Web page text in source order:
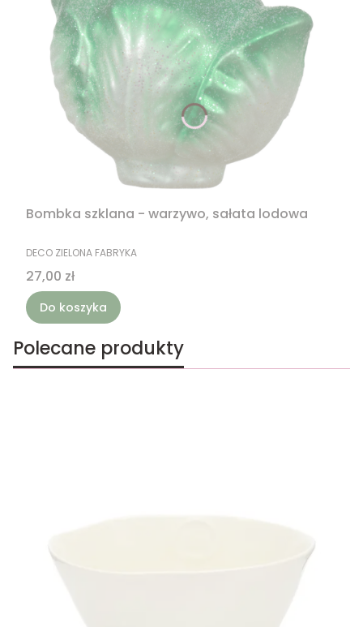
Bombka szklana - warzywo, sałata lodowa
PRODUCENT
DECO ZIELONA FABRYKA
Cena
27,00 zł
Do koszyka
Polecane produkty